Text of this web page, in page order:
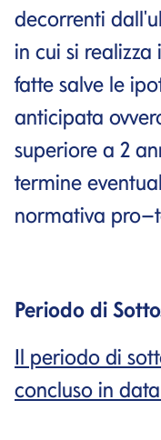
decorrenti
in cui si realizza
fatte salve le
anticipata
superiore a 2
termine
normativa
Periodo di
Il periodo di
concluso in